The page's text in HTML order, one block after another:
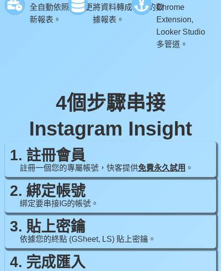
全自動依照時間更
新報表。
將資料轉成易讀的數
據報表。
Chrome
Extension,
Looker Studio
多管道。
4個步驟串接
Instagram Insight
1. 註冊會員
註冊一個您的專屬帳號，快客提供免費永久試用 。
2. 綁定帳號
綁定要串接IG的帳號。
3. 貼上密鑰
依據您的終點 (GSheet, LS) 貼上密鑰。
4. 完成匯入